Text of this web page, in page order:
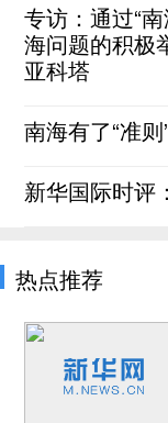
专访：通过“
海问题的积
亚科塔
南海有了“准
新华国际时评
热点推荐